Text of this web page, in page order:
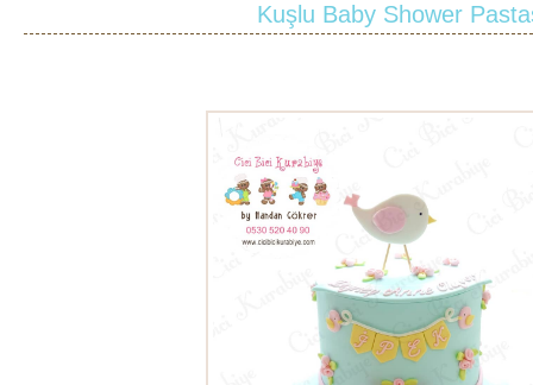
Kuşlu Baby Shower